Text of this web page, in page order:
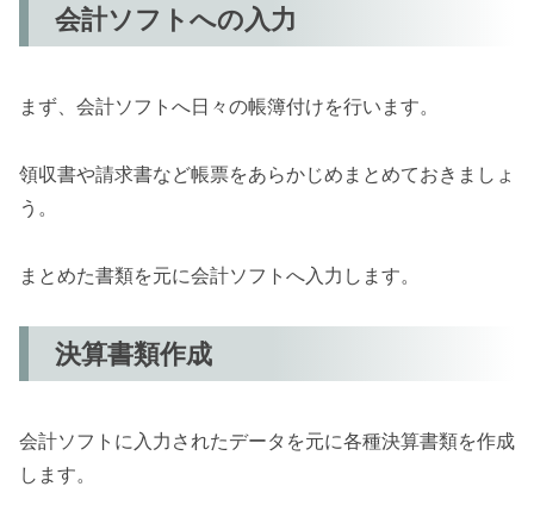
会計ソフトへの入力
まず、会計ソフトへ日々の帳簿付けを行います。
領収書や請求書など帳票をあらかじめまとめておきましょ
う。
まとめた書類を元に会計ソフトへ入力します。
決算書類作成
会計ソフトに入力されたデータを元に各種決算書類を作成
します。